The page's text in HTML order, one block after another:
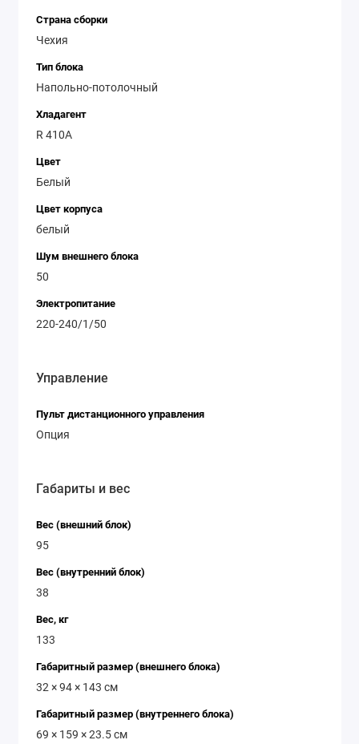
Страна сборки
Чехия
Тип блока
Напольно-потолочный
Хладагент
R 410A
Цвет
Белый
Цвет корпуса
белый
Шум внешнего блока
50
Электропитание
220-240/1/50
Управление
Пульт дистанционного управления
Опция
Габариты и вес
Вес (внешний блок)
95
Вес (внутренний блок)
38
Вес, кг
133
Габаритный размер (внешнего блока)
32 × 94 × 143 см
Габаритный размер (внутреннего блока)
69 × 159 × 23.5 см